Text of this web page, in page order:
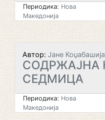
Периодика: Нова
Македонија
Автор: Јане Коџабашија
СОДРЖАЈНА
СЕДМИЦА
Периодика: Нова
Македонија